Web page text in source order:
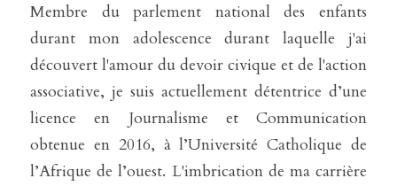
Membre du parlement national des enfants
durant mon adolescence durant laquelle j'ai
découvert l'amour du devoir civique et de l'action
associative, je suis actuellement détentrice d’une
licence en Journalisme et Communication
obtenue en 2016, à l’Université Catholique de
l’Afrique de l’ouest. L'imbrication de ma carrière